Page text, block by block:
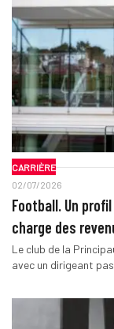
CARRIÈRE
02/07/2026
Football. Un
charge des
Le club de la
avec un dirigeant